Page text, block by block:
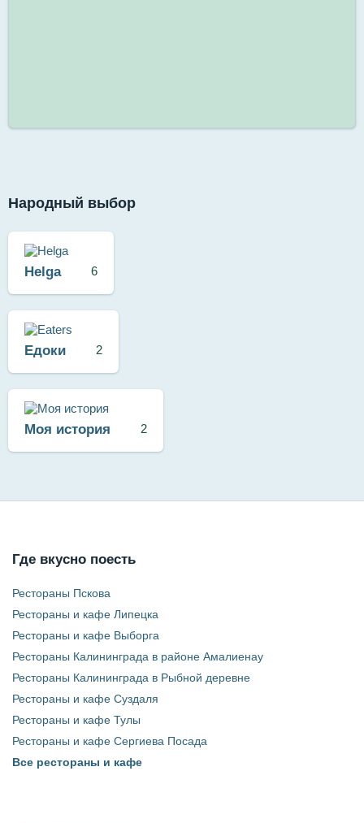
Народный выбор
Helga 6
Едоки 2
Моя история 2
Где вкусно поесть
Рестораны Пскова
Рестораны и кафе Липецка
Рестораны и кафе Выборга
Рестораны Калининграда в районе Амалиенау
Рестораны Калининграда в Рыбной деревне
Рестораны и кафе Суздаля
Рестораны и кафе Тулы
Рестораны и кафе Сергиева Посада
Все рестораны и кафе